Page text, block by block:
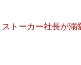
ストーカー社長が溺